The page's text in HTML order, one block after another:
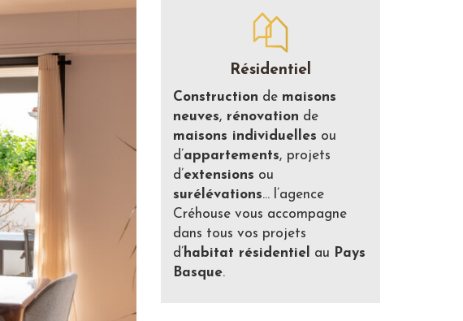
Résidentiel
Construction de maisons
neuves, rénovation de
maisons individuelles ou
d’appartements, projets
d’extensions ou
surélévations… l’agence
Créhouse vous accompagne
dans tous vos projets
d’ habitat résidentiel au Pays
Basque.